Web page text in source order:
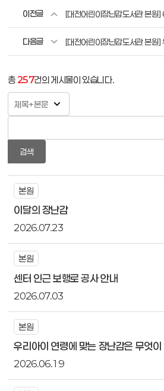
이전글
다음글
총257건의 게시물이 있습니다.
검색
본원
이달의 장난감
2026.07.23
본원
센터 인근 보행로 공사 안내
2026.07.03
본원
우리아이 연령에 맞는 장난감은 무엇
2026.06.19